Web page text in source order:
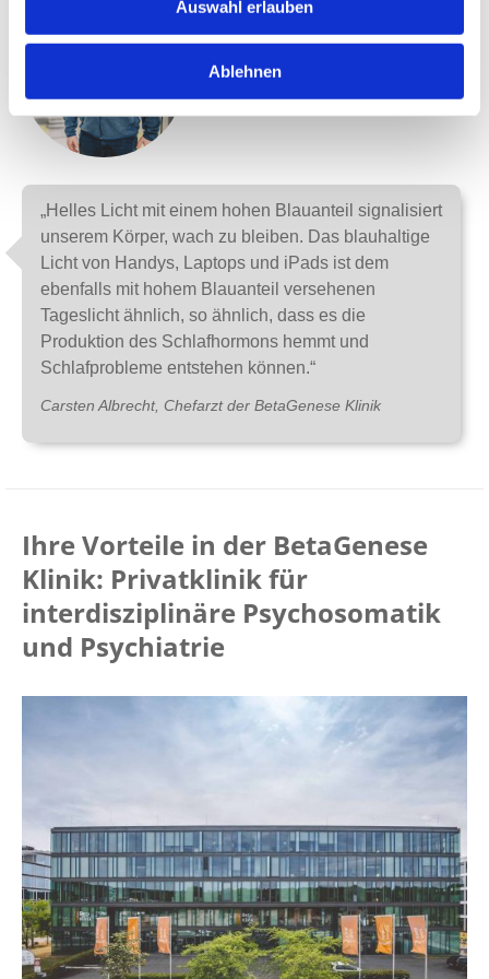
Auswahl erlauben
Ablehnen
„Helles Licht mit einem hohen Blauanteil signalisiert
unserem Körper, wach zu bleiben. Das blauhaltige
Licht von Handys, Laptops und iPads ist dem
ebenfalls mit hohem Blauanteil versehenen
Tageslicht ähnlich, so ähnlich, dass es die
Produktion des Schlafhormons hemmt und
Schlafprobleme entstehen können.“
Carsten Albrecht, Chefarzt der BetaGenese Klinik
Ihre Vorteile in der BetaGenese
Klinik: Privatklinik für
interdisziplinäre Psychosomatik
und Psychiatrie